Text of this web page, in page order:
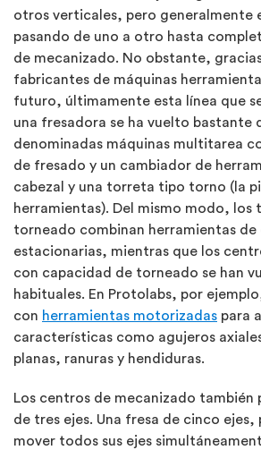
otros verticales, pero generalmente
pasando de uno a otro hasta
de mecanizado. No obstante,
fabricantes de máquinas
futuro, últimamente esta línea que
una fresadora se ha vuelto bastante
denominadas máquinas multitarea
de fresado y un cambiador de
cabezal y una torreta tipo torno (la
herramientas). Del mismo modo, los
torneado combinan herramientas
estacionarias, mientras que los
con capacidad de torneado se han
habituales. En Protolabs, por
con herramientas motorizadas para
características como agujeros
planas, ranuras y hendiduras.
Los centros de mecanizado también
de tres ejes. Una fresa de cinco
mover todos sus ejes